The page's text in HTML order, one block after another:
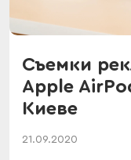
Съемки
Apple
Киеве
21.09.2020